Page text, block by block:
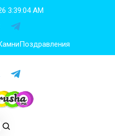
3:39:05 AM
Поздравления